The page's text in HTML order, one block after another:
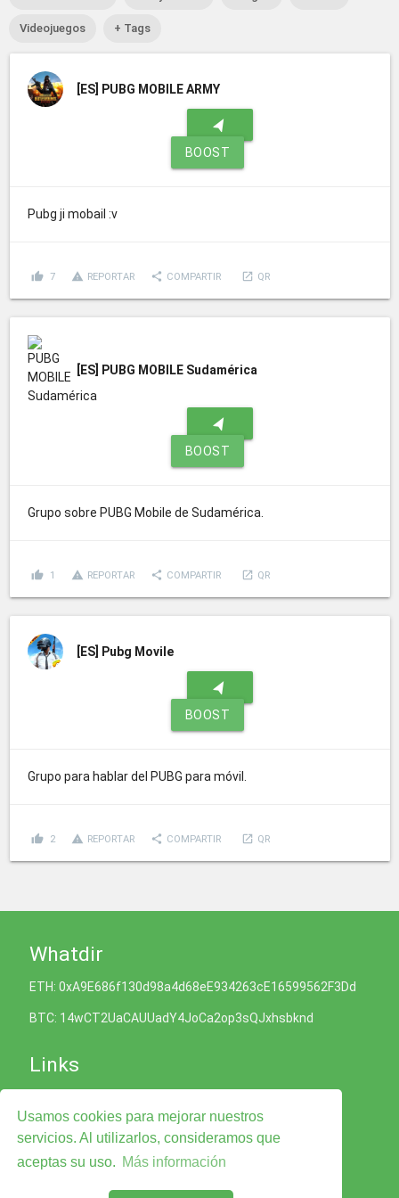
Usamos cookies para mejorar nuestros
servicios. Al utilizarlos, consideramos que
aceptas su uso. Más información
Videojuegos + Tags
[ES] PUBG MOBILE ARMY
navigation
BOOST
Pubg ji mobail :v
thumb_up 7 report_problem REPORTAR share COMPARTIR launch QR
[ES] PUBG MOBILE Sudamérica
navigation
BOOST
Grupo sobre PUBG Mobile de Sudamérica.
thumb_up 1 report_problem REPORTAR share COMPARTIR launch QR
[ES] Pubg Movile
navigation
BOOST
Grupo para hablar del PUBG para móvil.
thumb_up 2 report_problem REPORTAR share COMPARTIR launch QR
Whatdir
ETH: 0xA9E686f130d98a4d68eE934263cE16599562F3Dd
BTC: 14wCT2UaCAUUadY4JoCa2op3sQJxhsbknd
Links
Política de Privacidad
Términos y condiciones del Servicio
Contáctenos